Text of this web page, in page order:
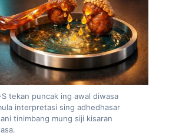
S tekan puncak ing awal diwasa
interpretasi sing adhedhasar
tinimbang mung siji kisaran